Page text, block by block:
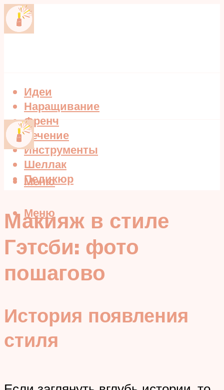
Идеи
Наращивание
Френч
Лечение
Инструменты
Шеллак
Педикюр
Меню
Меню
Макияж в стиле
Гэтсби: фото
пошагово
История появления
стиля